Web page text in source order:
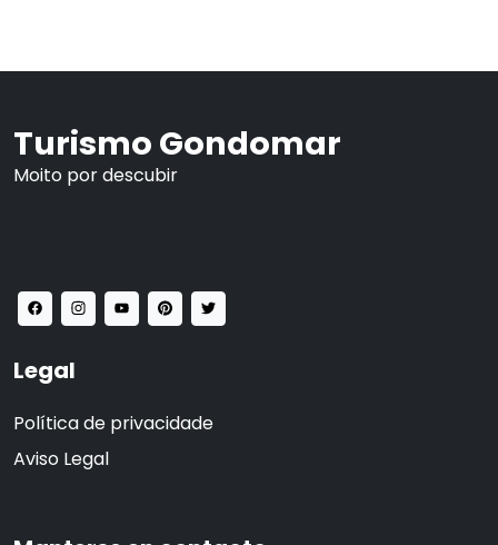
Turismo Gondomar
Moito por descubir
Legal
Política de privacidade
Aviso Legal